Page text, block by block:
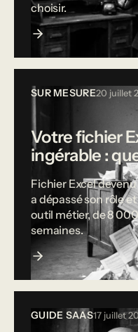
choisir.
SUR MESURE20 juillet
Votre fichier
ingérable :
Fichier Excel
a dépassé son rôle
outil métier, de 8
semaines.
GUIDE SAAS17 juillet